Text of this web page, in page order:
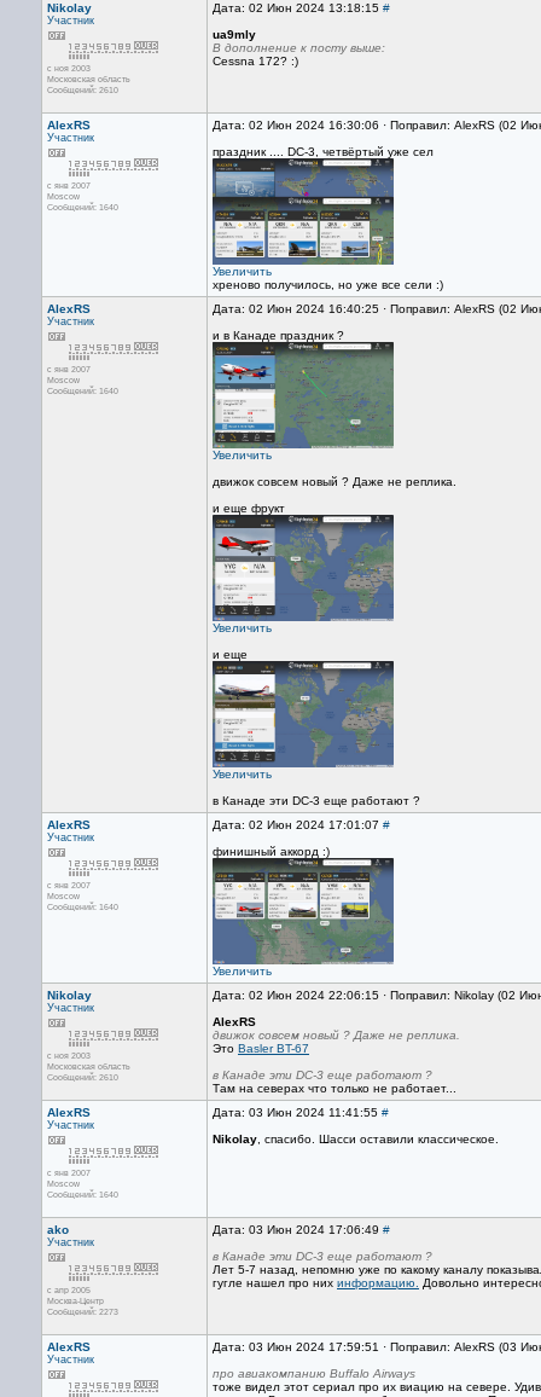
Nikolay
Участник
с ноя 2003
Московская область
Сообщений: 2610
Дата: 02 Июн 2024 13:18:15 #
ua9mly
В дополнение к посту выше:
Сessna 172? :)
AlexRS
Участник
с янв 2007
Moscow
Сообщений: 1640
Дата: 02 Июн 2024 16:30:06 · Поправил: AlexRS (02
праздник .... DC-3, четвёртый уже сел
Увеличить
хреново получилось, но уже все сели :)
AlexRS
Участник
с янв 2007
Moscow
Сообщений: 1640
Дата: 02 Июн 2024 16:40:25 · Поправил: AlexRS (02
и в Канаде праздник ?
Увеличить
движок совсем новый ? Даже не реплика.
и еще фрукт
Увеличить
и еще
Увеличить
в Канаде эти DC-3 еще работают ?
AlexRS
Участник
с янв 2007
Moscow
Сообщений: 1640
Дата: 02 Июн 2024 17:01:07 #
финишный аккорд :)
Увеличить
Nikolay
Участник
с ноя 2003
Московская область
Сообщений: 2610
Дата: 02 Июн 2024 22:06:15 · Поправил: Nikolay (02
AlexRS
движок совсем новый ? Даже не реплика.
Это Basler BT-67
в Канаде эти DC-3 еще работают ?
Там на северах что только не работает...
AlexRS
Участник
с янв 2007
Moscow
Сообщений: 1640
Дата: 03 Июн 2024 11:41:55 #
Nikolay , спасибо. Шасси оставили классическое.
ako
Участник
с апр 2005
Москва-Центр
Сообщений: 2273
Дата: 03 Июн 2024 17:06:49 #
в Канаде эти DC-3 еще работают ?
Лет 5-7 назад, непомню уже по какому каналу
гугле нашел про них информацию. Довольно
AlexRS
Участник
Дата: 03 Июн 2024 17:59:51 · Поправил: AlexRS (03
про авиакомпанию Buffalo Airways
тоже видел этот сериал про их виацию на севере.